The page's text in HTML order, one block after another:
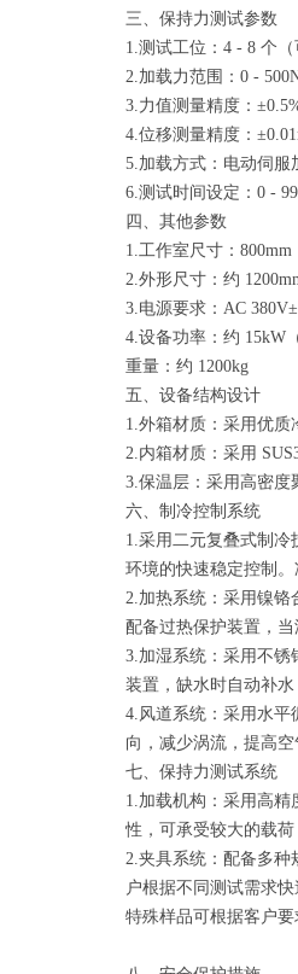
三、保持力测试参数
1.测试工位：4 - 8 个
2.加载力范围：0 -
3.力值测量精度：
4.位移测量精度：
5.加载方式：电动伺服
6.测试时间设定：0 -
四、其他参数
1.工作室尺寸：
2.外形尺寸：约
3.电源要求：AC
4.设备功率：约 15kW
重量：约 1200kg
五、设备结构设计
1.外箱材质：采用优
2.内箱材质：采用
3.保温层：采用高密度
六、制冷控制系统
1.采用二元复叠式制冷
环境的快速稳定控制
2.加热系统：采用镍铬
配备过热保护装置，
3.加湿系统：采用不
装置，缺水时自动补
4.风道系统：采用水
向，减少涡流，提高
七、保持力测试系统
1.加载机构：采用高
性，可承受较大的载
2.夹具系统：配备多
户根据不同测试需求
特殊样品可根据客户